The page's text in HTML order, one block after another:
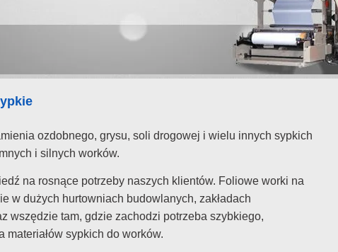
ozdobnego, grysu, soli drogowej i wielu innych sypkich
i silnych worków.
na rosnące potrzeby naszych klientów. Foliowe worki na
w dużych hurtowniach budowlanych, zakładach
wszędzie tam, gdzie zachodzi potrzeba szybkiego,
materiałów sypkich do worków.